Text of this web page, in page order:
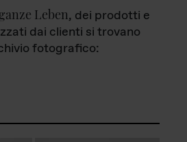
Leben, dei prodotti e
dai clienti si trovano
fotografico: